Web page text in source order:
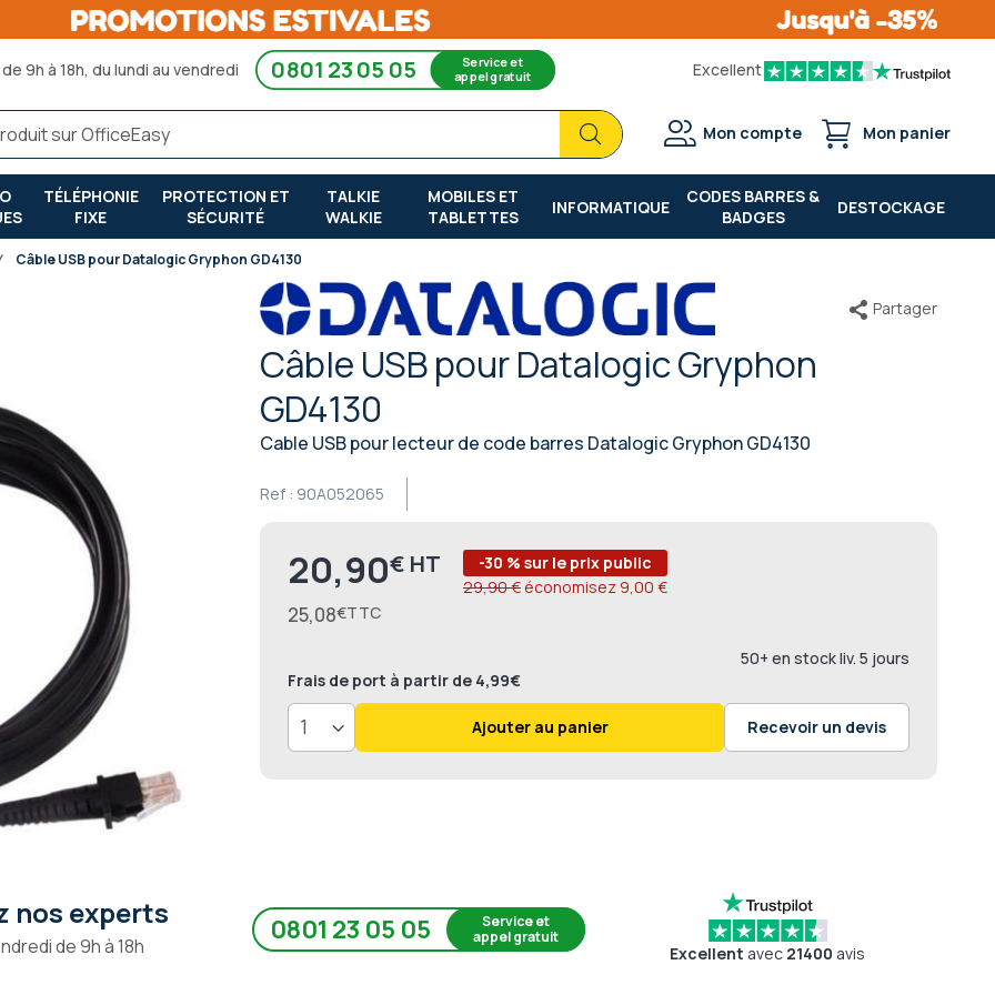
9h à 18h, du lundi au vendredi 0801 23 05 05 Service et
appel gratuit Excellent
Chercher
Chercher
Mon compte Mon panier
TÉLÉPHONIE
FIXE
PROTECTION ET
SÉCURITÉ
TALKIE
WALKIE
MOBILES ET
TABLETTES
INFORMATIQUE
CODES BARRES &
BADGES
DESTOCKAGE
Câble USB pour Datalogic Gryphon GD4130
Câble USB pour Datalogic Gryphon
GD4130
Cable USB pour lecteur de code barres Datalogic Gryphon GD4130
Ref : 90A052065
Partager
Prix
20,90€
25,08€
-30 % sur le prix public
29,90 € économisez 9,00 €
50+ en stock liv. 5 jours
Frais de port à partir de 4,99€
Ajouter au panier Recevoir un devis
nos experts
de 9h à 18h 0801 23 05 05
Service et
appel gratuit
Excellent avec 21400 avis